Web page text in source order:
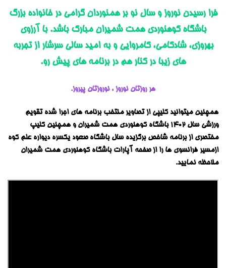
فرا رسیدن نوروز و سال نو بر همنوردان گرامی در خانواده بزرگ
باشگاه کوهنوردی همت شمیران مبارک باشد. با آرزوی
بهروزی، شادکامی، کامروایی و به امید سالی سرشار از تجربه
های زیبا در کنار هم در برنامه های پیش رو.
هر روزتان نوروز ، نوروزتان پیروز.
همچنین میتوانید کلیپی از تصاویر منتخب برنامه های اجرا شده تقویم
ورزشی سال 1402 باشگاه کوهنوردی همت شمیران و همچنین کلیپ
مختصری از برنامه شاخص برگزیده سال باشگاه صعود یکسره دیواره علم کوه
ازمسیر فرانسوی ها را از صفحه آپارات باشگاه کوهنوردی همت شمیران
ملاحظه نمایید.